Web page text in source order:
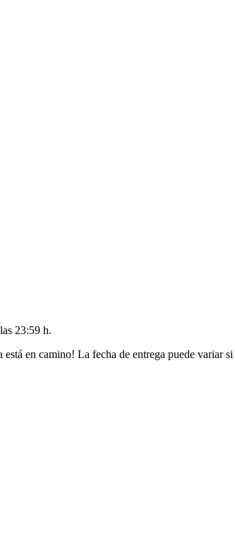
23:59 h.
en camino! La fecha de entrega puede variar